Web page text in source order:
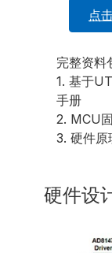
点
完整资料
1. 基于
手册
2. MCU
3. 硬件
硬件设